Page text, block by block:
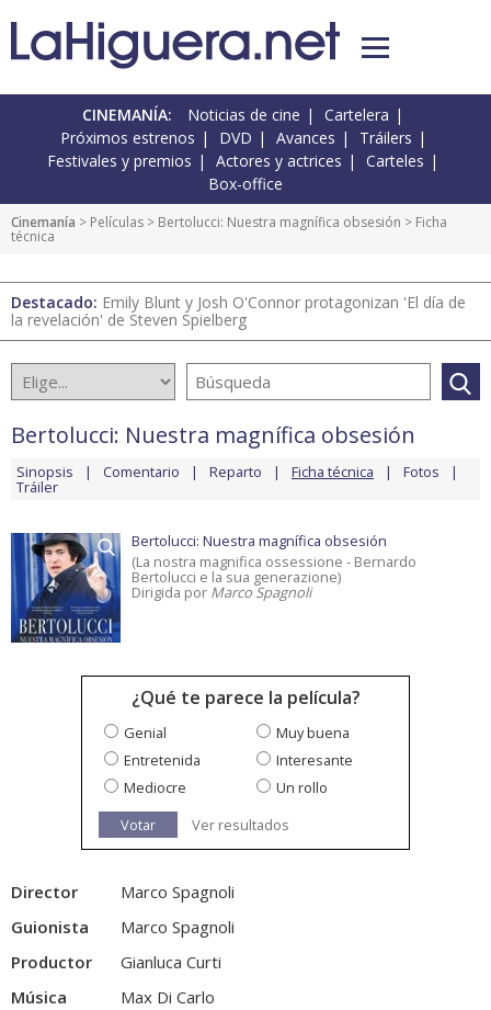
CINEMANÍA: Noticias de cine
Cartelera
Próximos estrenos
DVD Avances
Tráilers
Festivales y premios
Actores y actrices
Carteles
Box-office
Cinemanía > Películas > Bertolucci: Nuestra magnífica obsesión > Ficha
técnica
Destacado: Emily Blunt y Josh O'Connor protagonizan 'El día de
la revelación' de Steven Spielberg
Bertolucci: Nuestra magnífica obsesión
Sinopsis Comentario Reparto Ficha técnica Fotos
Tráiler
Bertolucci: Nuestra magnífica obsesión
(La nostra magnifica ossessione - Bernardo
Bertolucci e la sua generazione)
Dirigida por Marco Spagnoli
¿Qué te parece la película?
Genial
Muy buena
Entretenida
Interesante
Mediocre
Un rollo
Votar
Ver resultados
Director
Marco Spagnoli
Guionista
Marco Spagnoli
Productor
Gianluca Curti
Música
Max Di Carlo